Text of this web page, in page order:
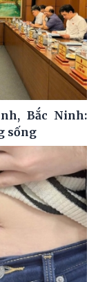
Bắc Ninh:
sống